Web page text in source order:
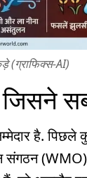
(ग्राफिक्स-AI)
है.
संगठन